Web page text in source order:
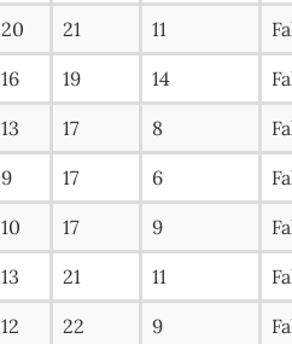
20 21 11
16 19 14
13 17 8
9 17 6
10 17 9
13 21 11
12 22 9